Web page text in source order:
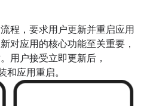
程，要求用户更新并重启应用
对应用的核心功能至关重要，
用户接受立即更新后，
和应用重启。